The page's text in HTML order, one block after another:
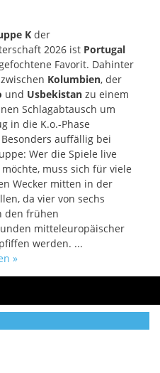
Kder
2026 ist Portugal
Favorit. Dahinter
Kolumbien, der
und Usbekistanzu einem
Schlagabtausch um
in die K.o.-Phase
auffällig bei
Wer die Spiele live
muss sich für viele
Wecker mitten in der
da vier von sechs
den frühen
mitteleuropäischer
werden. ...
»